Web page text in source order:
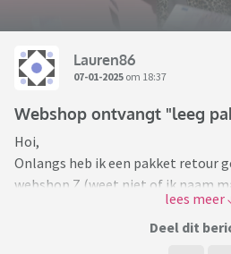
Lauren86
07-01-2025 om 18:37
Webshop ontvangt "leeg
Hoi,
Onlangs heb ik een pakket retour
webshop Z (weet niet of ik naam
Aangezien mijn retour normaliter
is en het nu al bijna 3 weken
Deel dit